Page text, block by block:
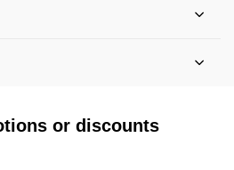
or discounts